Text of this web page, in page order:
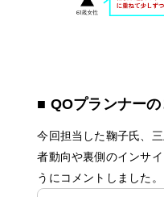
■ QOプランナーの
今回担当した鞠子氏、
者動向や裏側のインサ
うにコメントしました。